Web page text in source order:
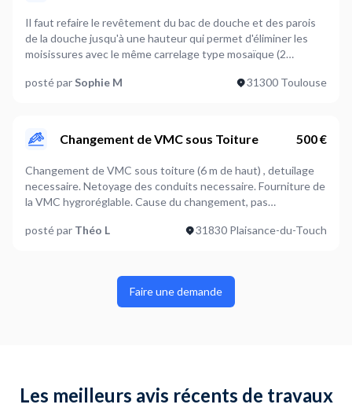
Il faut refaire le revêtement du bac de douche et des parois
de la douche jusqu'à une hauteur qui permet d'éliminer les
moisissures avec le même carrelage type mosaïque (2
la vmc si elle ne fonctionne pas bien.
posté par Sophie M 31300 Toulouse
Changement de VMC sous Toiture 500 €
Changement de VMC sous toiture (6 m de haut) , detuilage
necessaire. Netoyage des conduits necessaire. Fourniture de
la VMC hygroréglable. Cause du changement, pas
entretenue.
posté par Théo L 31830 Plaisance-du-Touch
Faire une demande
Les meilleurs avis récents de travaux